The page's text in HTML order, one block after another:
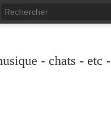
- chats - etc -